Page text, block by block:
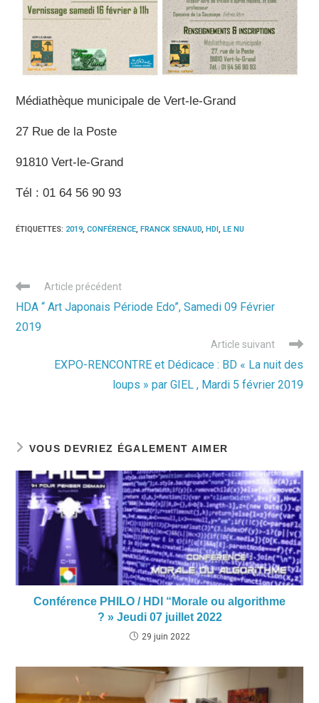
Médiathèque municipale de Vert-le-Grand
27 Rue de la Poste
91810 Vert-le-Grand
Tél : 01 64 56 90 93
ÉTIQUETTES: 2019, CONFÉRENCE, FRANCK SENAUD, HDI, LE NU
Read
articles
Article précédent
HDA “ Art Japonais Période Edo”, Samedi 09 Février
2019
Article suivant
EXPO-RENCONTRE et Dédicace : BD « La nuit des
loups » par GIEL , Mardi 5 février 2019
VOUS DEVRIEZ ÉGALEMENT AIMER
Conférence PHILO / HDI “Morale ou algorithme
? » Jeudi 07 juillet 2022
29 juin 2022